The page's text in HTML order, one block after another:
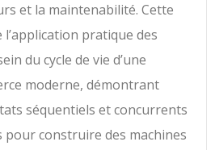
et la maintenabilité. Cette
pratique des
du cycle de vie d’une
moderne, démontrant
séquentiels et concurrents
construire des machines